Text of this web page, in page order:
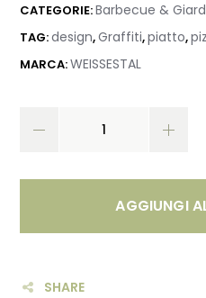
CATEGORIE:Barbecue &
TAG:design,Graffiti,piatto,
MARCA:WEISSESTAL
AGGIUNGI
SHARE